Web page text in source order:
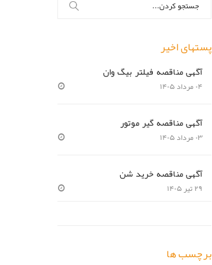
برای:
پستهای اخیر
آگهی مناقصه فیلتر بیگ وان
۰۴ مرداد ۱۴۰۵
آگهی مناقصه گیر موتور
۰۳ مرداد ۱۴۰۵
آگهی مناقصه خرید شن
۲۹ تیر ۱۴۰۵
برچسب ها